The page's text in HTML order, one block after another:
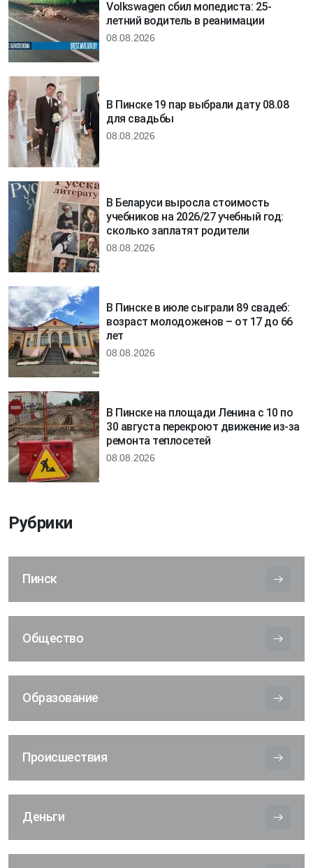
Volkswagen сбил мопедиста: 25-
летний водитель в реанимации
08.08.2026
В Пинске 19 пар выбрали дату 08.08
для свадьбы
08.08.2026
В Беларуси выросла стоимость
учебников на 2026/27 учебный год:
сколько заплатят родители
08.08.2026
В Пинске в июле сыграли 89 свадеб:
возраст молодоженов – от 17 до 66
лет
08.08.2026
В Пинске на площади Ленина с 10 по
30 августа перекроют движение из-за
ремонта теплосетей
08.08.2026
Рубрики
Пинск
Общество
Образование
Происшествия
Деньги